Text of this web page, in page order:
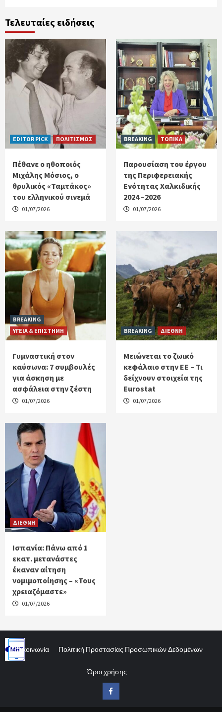
Τελευταίες ειδήσεις
EDITOR PICK ΠΟΛΙΤΙΣΜΟΣ
Πέθανε ο ηθοποιός
Μιχάλης Μόσιος, ο
θρυλικός «Ταμτάκος»
του ελληνικού σινεμά
01/07/2026
BREAKING ΤΟΠΙΚΑ
Παρουσίαση του έργου
της Περιφερειακής
Ενότητας Χαλκιδικής
2024 –2026
01/07/2026
BREAKING
ΥΓΕΙΑ & ΕΠΙΣΤΗΜΗ
Γυμναστική στον
καύσωνα: 7 συμβουλές
για άσκηση με
ασφάλεια στην ζέστη
01/07/2026
BREAKING ΔΙΕΘΝΗ
Μειώνεται το ζωικό
κεφάλαιο στην ΕΕ – Τι
δείχνουν στοιχεία της
Eurostat
01/07/2026
ΔΙΕΘΝΗ
Ισπανία: Πάνω από 1
εκατ. μετανάστες
έκαναν αίτηση
νομιμοποίησης – «Τους
χρειαζόμαστε»
01/07/2026
Επικοινωνία Πολιτική Προστασίας Προσωπικών Δεδομένων
Όροι χρήσης
Facebook